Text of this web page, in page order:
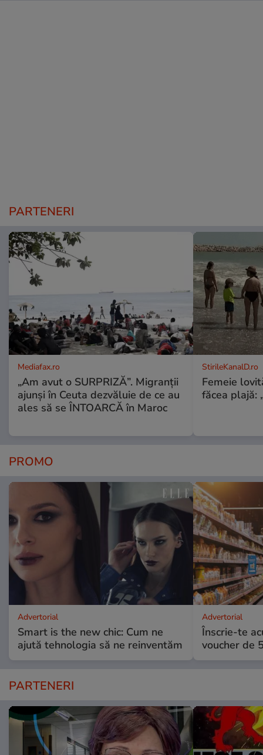
PARTENERI
Mediafax.ro
„Am avut o SURPRIZĂ”. Migranții
ajunși în Ceuta dezvăluie de ce au
ales să se ÎNTOARCĂ în Maroc
StirileKanalD.ro
Femeie
făcea plajă:
PROMO
Advertorial
Smart is the new chic: Cum ne
ajută tehnologia să ne reinventăm
Advertorial
Înscrie-te
voucher de
PARTENERI